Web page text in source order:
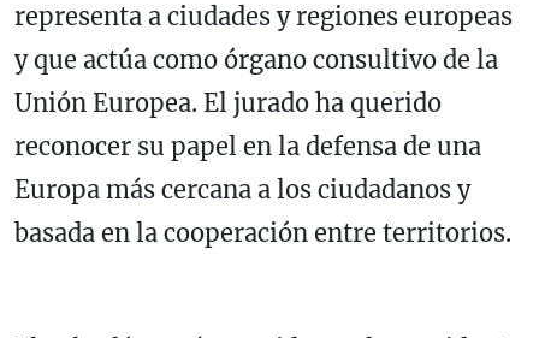
representa a ciudades y regiones europeas
y que actúa como órgano consultivo de la
Unión Europea. El jurado ha querido
reconocer su papel en la defensa de una
Europa más cercana a los ciudadanos y
basada en la cooperación entre territorios.